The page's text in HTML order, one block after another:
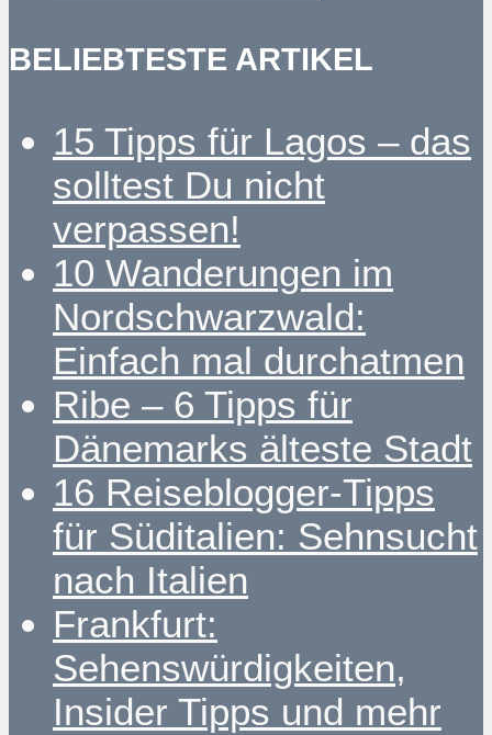
BELIEBTESTE ARTIKEL
15 Tipps für Lagos – das
solltest Du nicht
verpassen!
10 Wanderungen im
Nordschwarzwald:
Einfach mal durchatmen
Ribe – 6 Tipps für
Dänemarks älteste Stadt
16 Reiseblogger-Tipps
für Süditalien: Sehnsucht
nach Italien
Frankfurt:
Sehenswürdigkeiten,
Insider Tipps und mehr